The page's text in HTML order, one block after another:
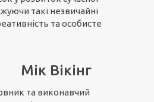
такі незвичайні
та особисте
Мік Вікінг
та виконавчий